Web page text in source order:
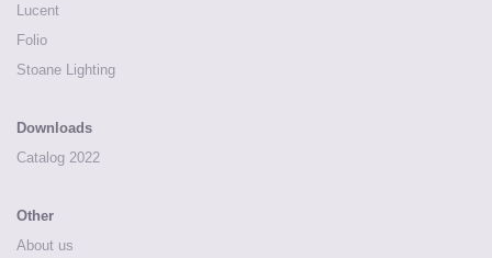
Lucent
Folio
Stoane Lighting
Downloads
Catalog 2022
Other
About us